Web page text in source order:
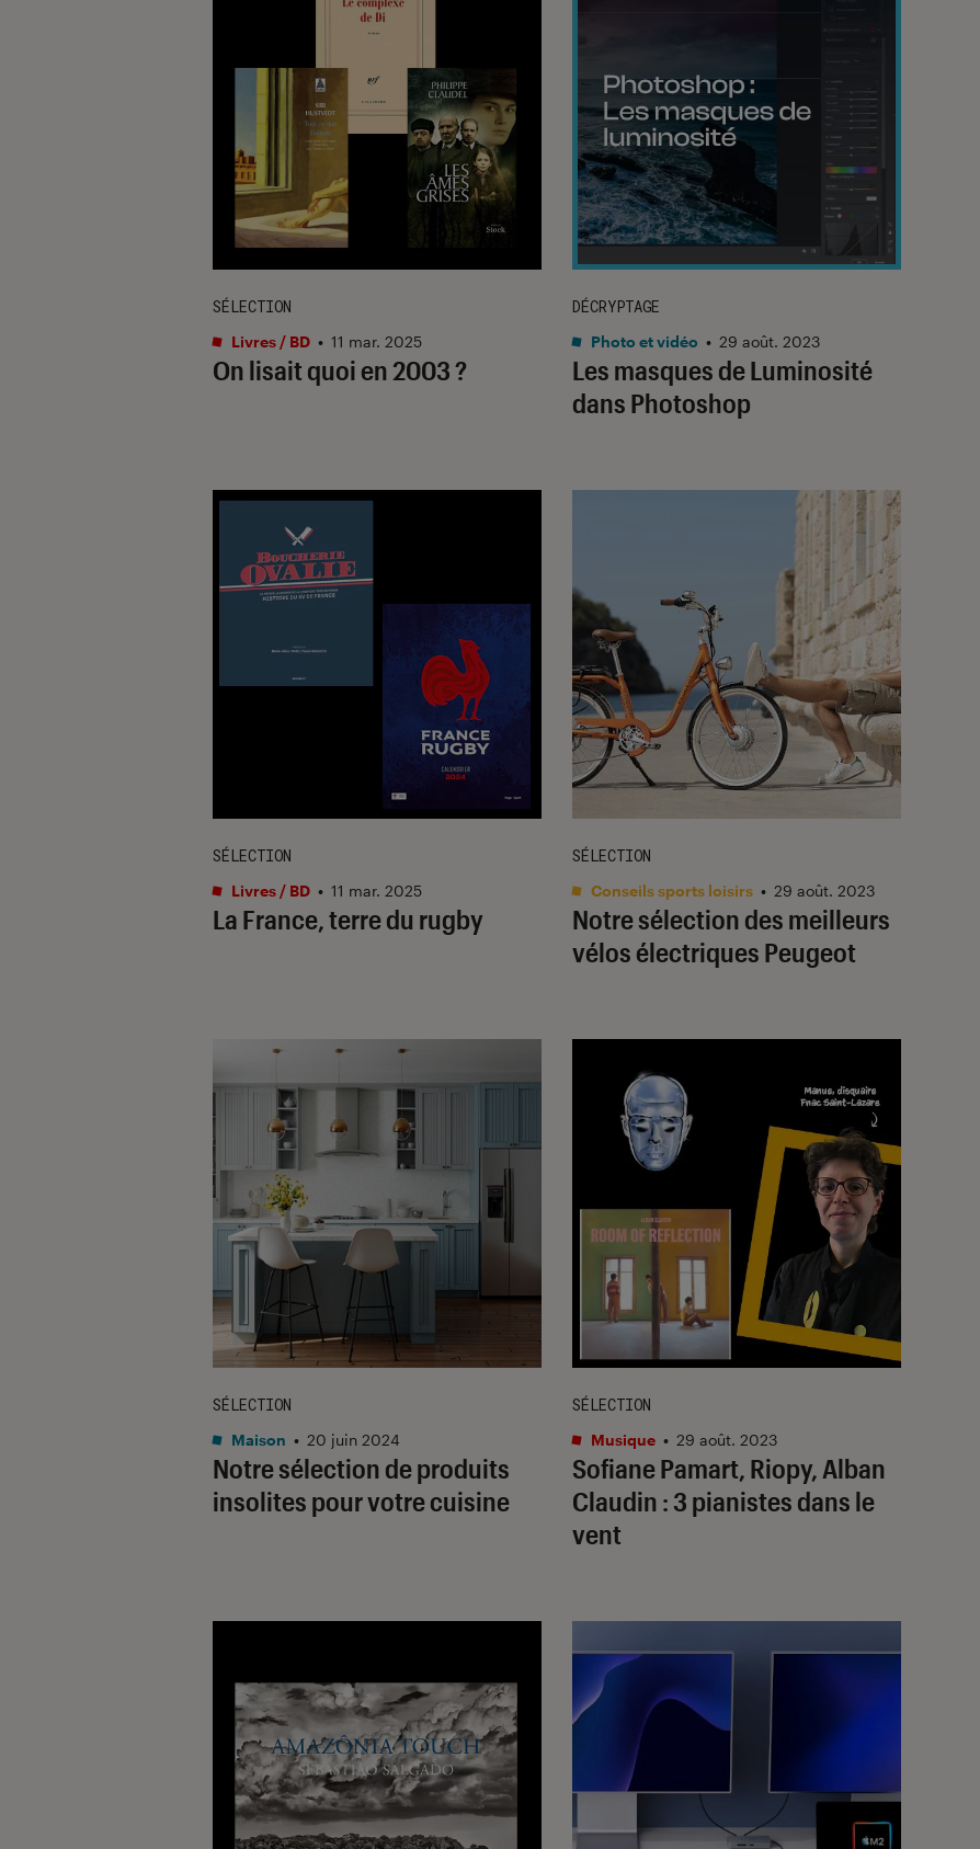
On lisait quoi en 2003 ?
SÉLECTION
Livres / BD • 11 mar. 2025
Les masques de Luminosité
dans Photoshop
DÉCRYPTAGE
Photo et vidéo • 29 août. 2023
La France, terre du rugby
SÉLECTION
Livres / BD • 11 mar. 2025
Notre sélection des meilleurs
vélos électriques Peugeot
SÉLECTION
Conseils sports loisirs • 29 août. 2023
Notre sélection de produits
insolites pour votre cuisine
SÉLECTION
Maison • 20 juin 2024
Sofiane Pamart, Riopy, Alban
Claudin : 3 pianistes dans le
vent
SÉLECTION
Musique • 29 août. 2023